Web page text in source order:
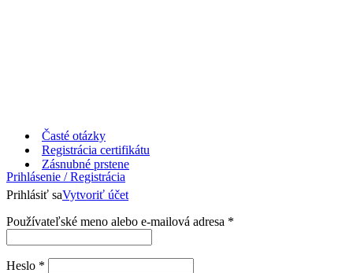
Časté otázky
Registrácia certifikátu
Prihlásenie / Registrácia
Prihlásiť saVytvoriť účet
Používateľské meno alebo e-mailová adresa *
Heslo *
Zásnubné prstene